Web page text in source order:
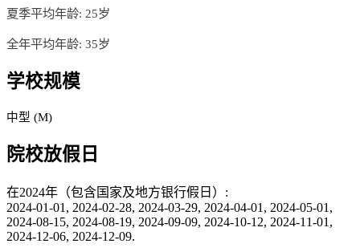
夏季平均年龄: 25岁
全年平均年龄: 35岁
学校规模
中型 (M)
院校放假日
在2024年（包含国家及地方银行假日）:
2024-01-01, 2024-02-28, 2024-03-29, 2024-04-01, 2024-05-01,
2024-08-15, 2024-08-19, 2024-09-09, 2024-10-12, 2024-11-01,
2024-12-06, 2024-12-09.